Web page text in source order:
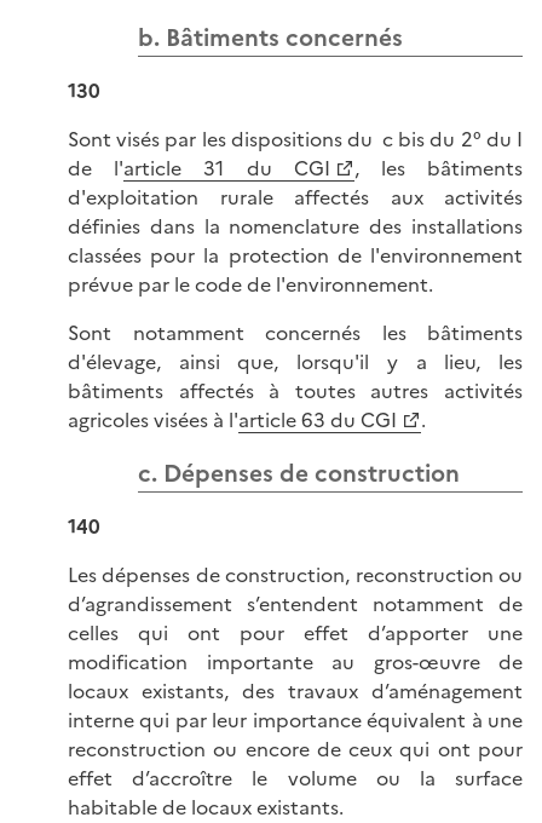
b. Bâtiments concernés
130
Sont visés par les dispositions du c bis du 2° du I
de l'article 31 du CGI
, les bâtiments
d'exploitation rurale affectés aux activités
définies dans la nomenclature des installations
classées pour la protection de l'environnement
prévue par le code de l'environnement.
Sont notamment concernés les bâtiments
d'élevage, ainsi que, lorsqu'il y a lieu, les
bâtiments affectés à toutes autres activités
agricoles visées à l'article 63 du CGI .
c. Dépenses de construction
140
Les dépenses de construction, reconstruction ou
d’agrandissement s’entendent notamment de
celles qui ont pour effet d’apporter une
modification importante au gros-œuvre de
locaux existants, des travaux d’aménagement
interne qui par leur importance équivalent à une
reconstruction ou encore de ceux qui ont pour
effet d’accroître le volume ou la surface
habitable de locaux existants.